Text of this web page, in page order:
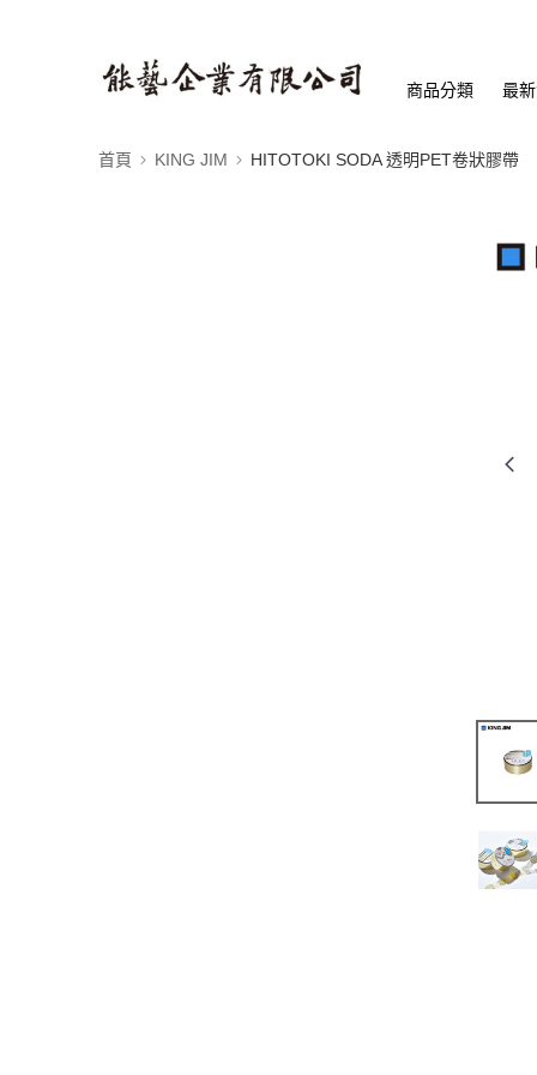
商品分類 最
首頁 KING JIM HITOTOKI SODA 透明PET卷狀膠帶